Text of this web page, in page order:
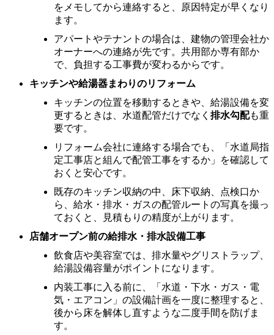
をメモしてから連絡すると、原因特定が早くなり
ます。
アパートやテナントの場合は、建物の管理会社か
オーナーへの連絡が先です。共用部か専有部か
で、負担する工事費が変わるからです。
キッチンや給湯器まわりのリフォーム
キッチンの位置を移動するときや、給湯設備を変
更するときは、水道配管だけでなく 排水勾配も重
要です。
リフォーム会社に連絡する場合でも、「水道局指
定工事店と組んで配管工事をするか」を確認して
おくと安心です。
既存のキッチン収納の中、床下収納、点検口か
ら、給水・排水・ガスの配管ルートの写真を撮っ
ておくと、見積もりの精度が上がります。
店舗オープン前の給排水・排水設備工事
飲食店や美容室では、排水量やグリストラップ、
給湯設備容量がポイントになります。
内装工事に入る前に、「水道・下水・ガス・電
気・エアコン」の設備計画を一度に整理すると、
後から床を解体し直すような二度手間を防げま
す。